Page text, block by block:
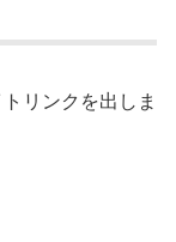
リンクを出しま